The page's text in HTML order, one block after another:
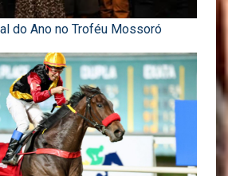
do Ano no Troféu Mossoró